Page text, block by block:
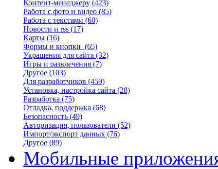
Контент-менеджеру (423)
Работа с фото и видео (85)
Работа с текстами (60)
Новости и rss (17)
Карты (16)
Формы и кнопки (65)
Украшения для сайта (32)
Игры и развлечения (7)
Другое (103)
Для разработчиков (459)
Установка, настройка сайта (28)
Разработка (75)
Отладка, поддержка (68)
Безопасность (49)
Авторизация, пользователи (52)
Импорт/экспорт данных (76)
Другое (89)
Мобильные